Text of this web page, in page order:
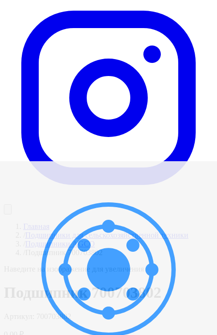
Главная
Подшипники для сельскохозяйственной техники
Подшипники AGCO
Подшипник 700703802
Наведите на изображение для увеличения
Подшипник 700703802
700703802